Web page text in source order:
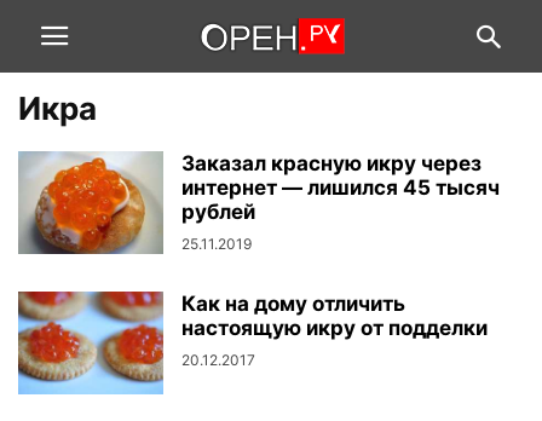
Икра
Заказал красную икру через
интернет — лишился 45 тысяч
рублей
25.11.2019
Как на дому отличить
настоящую икру от подделки
20.12.2017